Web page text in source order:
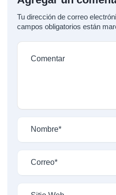
Tu dirección de correo
campos obligatorios están